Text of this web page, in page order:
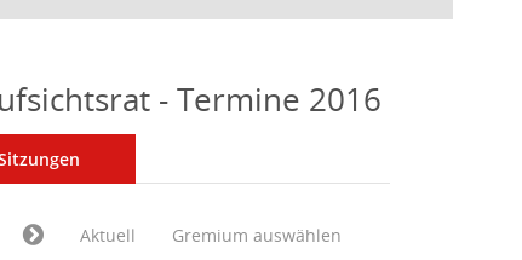
- Termine 2016
Aktuell Gremium auswählen